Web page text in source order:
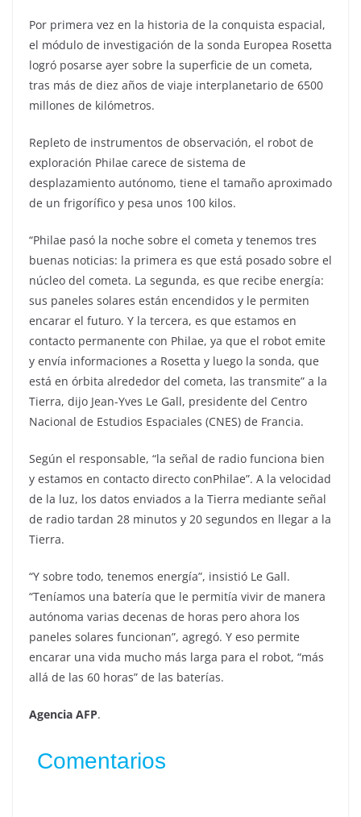
Por primera vez en la historia de la conquista espacial,
el módulo de investigación de la sonda Europea Rosetta
logró posarse ayer sobre la superficie de un cometa,
tras más de diez años de viaje interplanetario de 6500
millones de kilómetros.
Repleto de instrumentos de observación, el robot de
exploración Philae carece de sistema de
desplazamiento autónomo, tiene el tamaño aproximado
de un frigorífico y pesa unos 100 kilos.
“Philae pasó la noche sobre el cometa y tenemos tres
buenas noticias: la primera es que está posado sobre el
núcleo del cometa. La segunda, es que recibe energía:
sus paneles solares están encendidos y le permiten
encarar el futuro. Y la tercera, es que estamos en
contacto permanente con Philae, ya que el robot emite
y envía informaciones a Rosetta y luego la sonda, que
está en órbita alrededor del cometa, las transmite” a la
Tierra, dijo Jean-Yves Le Gall, presidente del Centro
Nacional de Estudios Espaciales (CNES) de Francia.
Según el responsable, “la señal de radio funciona bien
y estamos en contacto directo conPhilae”. A la velocidad
de la luz, los datos enviados a la Tierra mediante señal
de radio tardan 28 minutos y 20 segundos en llegar a la
Tierra.
“Y sobre todo, tenemos energía”, insistió Le Gall.
“Teníamos una batería que le permitía vivir de manera
autónoma varias decenas de horas pero ahora los
paneles solares funcionan”, agregó. Y eso permite
encarar una vida mucho más larga para el robot, “más
allá de las 60 horas” de las baterías.
Agencia AFP.
Comentarios